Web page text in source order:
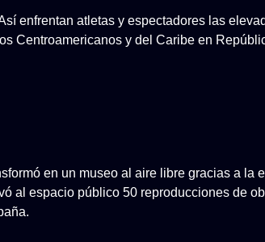
enfrentan atletas y espectadores las
Centroamericanos y del Caribe en
en un museo al aire libre gracias a la
al espacio público 50 reproducciones de